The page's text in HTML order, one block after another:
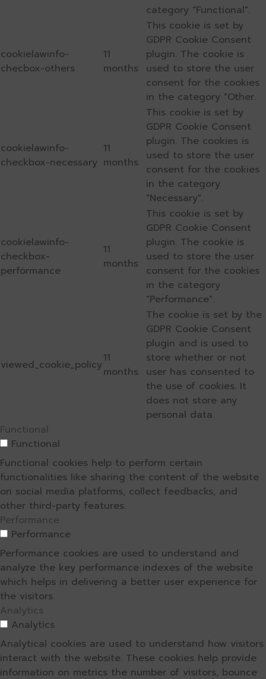
category "Functional".
cookielawinfo-
checbox-others
11
months
This cookie is set by
GDPR Cookie Consent
plugin. The cookie is
used to store the user
consent for the cookies
in the category "Other.
cookielawinfo-
checkbox-necessary
11
months
This cookie is set by
GDPR Cookie Consent
plugin. The cookies is
used to store the user
consent for the cookies
in the category
"Necessary".
cookielawinfo-
checkbox-
performance
11
months
This cookie is set by
GDPR Cookie Consent
plugin. The cookie is
used to store the user
consent for the cookies
in the category
"Performance".
viewed_cookie_policy11
months
The cookie is set by the
GDPR Cookie Consent
plugin and is used to
store whether or not
user has consented to
the use of cookies. It
does not store any
personal data.
Functional
Functional
Functional cookies help to perform certain
functionalities like sharing the content of the website
on social media platforms, collect feedbacks, and
other third-party features.
Performance
Performance
Performance cookies are used to understand and
analyze the key performance indexes of the website
which helps in delivering a better user experience for
the visitors.
Analytics
Analytics
Analytical cookies are used to understand how visitors
interact with the website. These cookies help provide
information on metrics the number of visitors, bounce